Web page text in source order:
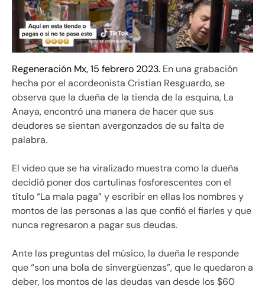
Regeneración Mx, 15 febrero 2023. En una grabación
hecha por el acordeonista Cristian Resguardo, se
observa que la dueña de la tienda de la esquina, La
Anaya, encontró una manera de hacer que sus
deudores se sientan avergonzados de su falta de
palabra.
El video que se ha viralizado muestra como la dueña
decidió poner dos cartulinas fosforescentes con el
título “La mala paga” y escribir en ellas los nombres y
montos de las personas a las que confió el fiarles y que
nunca regresaron a pagar sus deudas.
Ante las preguntas del músico, la dueña le responde
que “son una bola de sinvergüenzas”, que le quedaron a
deber, los montos de las deudas van desde los $60